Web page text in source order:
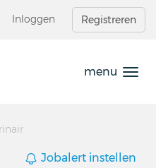
Inloggen Registreren
menu
Jobalert instellen